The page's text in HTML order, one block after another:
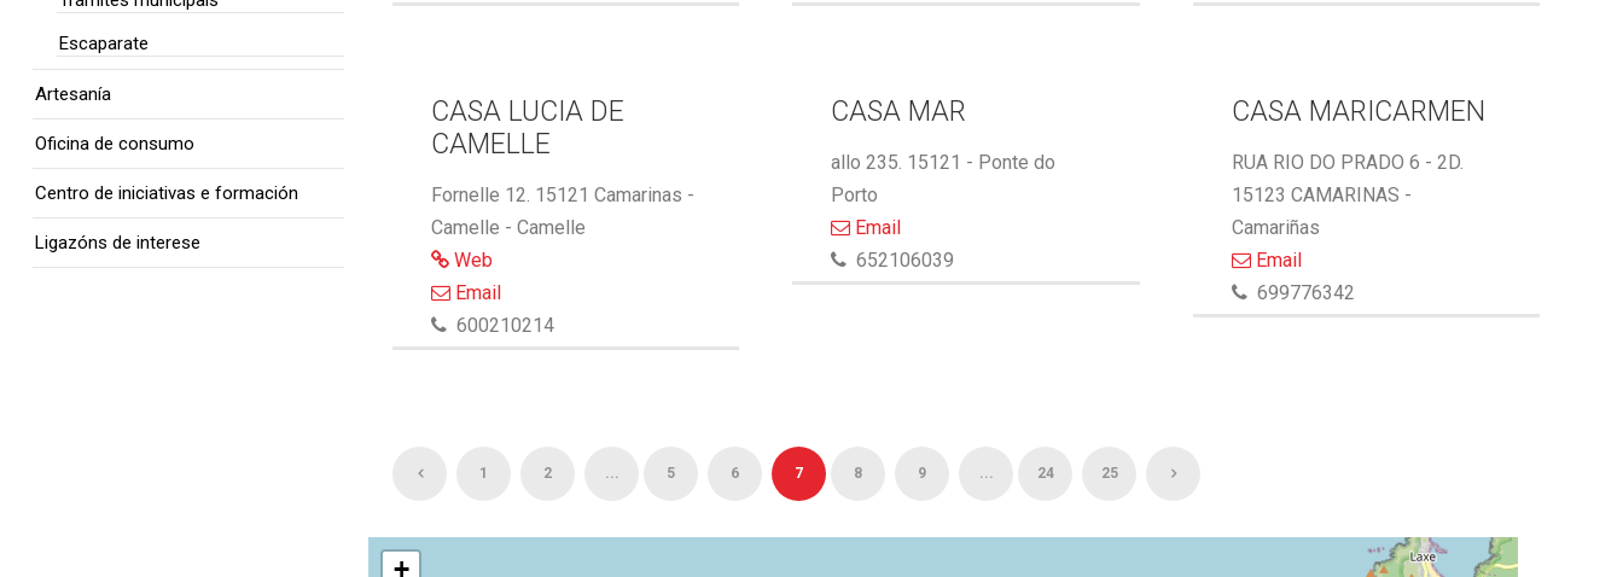
CASA LUCIA DE
CAMELLE
Fornelle 12. 15121 Camarinas -
Camelle - Camelle
Web
Email
600210214
CASA MAR
allo 235. 15121 - Ponte do
Porto
Email
652106039
CASA MARICARMEN
RUA RIO DO PRADO 6 - 2D.
15123 CAMARINAS -
Camariñas
Email
699776342
1 2 ... 5 6 7 8 9 ... 24 25
+
Escaparate
Artesanía
Oficina de consumo
Centro de iniciativas e formación
Ligazóns de interese